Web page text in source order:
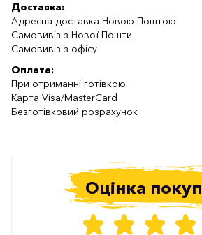
Доставка:
Адресна доставка Новою Поштою
Самовивіз з Нової Пошти
Самовивіз з офісу
Оплата:
При отриманні готівкою
Карта Visa/MasterCard
Безготівковий розрахунок
Оцінка